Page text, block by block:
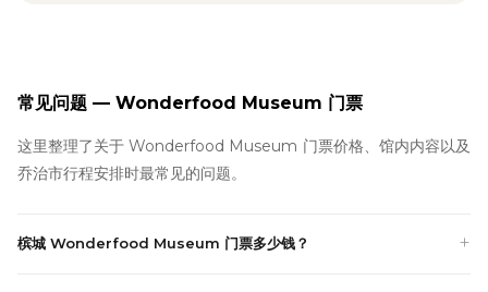
常见问题 — Wonderfood Museum 门票
这里整理了关于 Wonderfood Museum 门票价格、馆内内容以及
乔治市行程安排时最常见的问题。
槟城 Wonderfood Museum 门票多少钱？